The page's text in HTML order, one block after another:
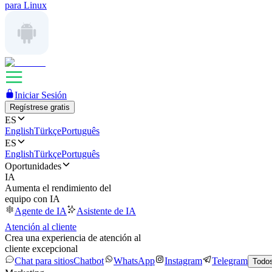
para Linux
Iniciar Sesión
Regístrese gratis
ES
EnglishTürkçePortuguês
ES
EnglishTürkçePortuguês
Oportunidades
IA
Aumenta el rendimiento del
equipo con IA
Agente de IA
Asistente de IA
Atención al cliente
Crea una experiencia de atención al
cliente excepcional
Chat para sitiosChatbot WhatsApp Instagram Telegram